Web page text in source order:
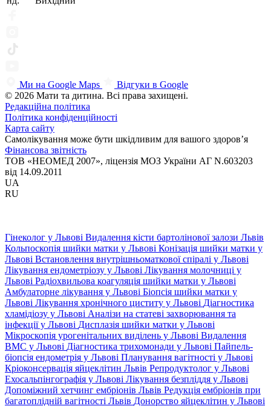
Ми на Google Maps
Відгуки в Google
© 2026 Мати та дитина. Всі права захищені.
Редакційна політика
Політика конфіденційності
Карта сайту
Самолікування може бути шкідливим для вашого здоров’я
Фінансова звітність
ТОВ «НЕОМЕД 2007», ліцензія МОЗ України АГ N.603203
від 14.09.2011
UA
RU
Гінеколог у Львові Видалення кісти бартолінової залози Львів
Кольпоскопія шийки матки у Львові Конізація шийки матки у
Львові Встановлення внутрішньоматкової спіралі у Львові
Лікування ендометріозу у Львові Лікування молочниці у
Львові Радіохвильова коагуляція шийки матки у Львові
Амбулаторне лікування у Львові Біопсія шийки матки у
Львові Лікування хронічного циститу у Львові Діагностика
хламідіозу у Львові Аналізи на статеві захворювання та
інфекції у Львові Дисплазія шийки матки у Львові
Мікроскопія урогенітальних виділень у Львові Видалення
ВМС у Львові Діагностика трихомонади у Львові Пайпель-
біопсія ендометрія у Львові Планування вагітності у Львові
Кріоконсервація яйцеклітин Львів Репродуктолог у Львові
Ехосальпінгографія у Львові Лікування безпліддя у Львові
Допоміжний хетчинг ембріонів Львів Редукція ембріонів при
багатоплідній вагітності Львів Донорство яйцеклітин у Львові